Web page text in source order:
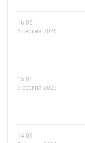
16.05
5 серпня 2026
15.01
5 серпня 2026
14.09